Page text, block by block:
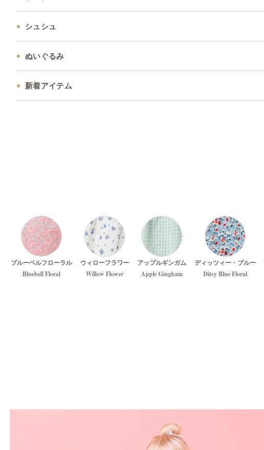
シュシュ
ぬいぐるみ
新着アイテム
ブルーベルフローラル
Bluebell Floral
ウィローフラワー
Willow Flower
アップルギンガム
Apple Gingham
ディッツィー・ブルー
Ditsy Blue Floral